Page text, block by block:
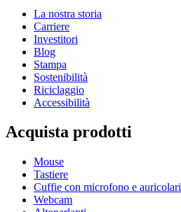
La nostra storia
Carriere
Investitori
Blog
Stampa
Sostenibilità
Riciclaggio
Accessibilità
Acquista prodotti
Mouse
Tastiere
Cuffie con microfono e auricolari
Webcam